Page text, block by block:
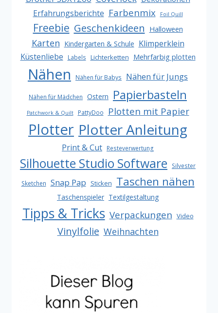
Erfahrungsberichte Farbenmix Foil Quill
Freebie Geschenkideen Halloween
Karten Kindergarten & Schule Klimperklein
Küstenliebe
Labels Lichterketten Mehrfarbig plotten
Nähen Nähen für Babys Nähen für Jungs
Nähen für Mädchen Ostern Papierbasteln
Patchwork & Quilt PattyDoo Plotten mit Papier
Plotter Plotter Anleitung
Print & Cut Resteverwertung
Silhouette Studio Software Silvester
Sketchen Snap Pap Sticken Taschen nähen
Taschenspieler Textilgestaltung
Tipps & Tricks Verpackungen Video
Vinylfolie Weihnachten